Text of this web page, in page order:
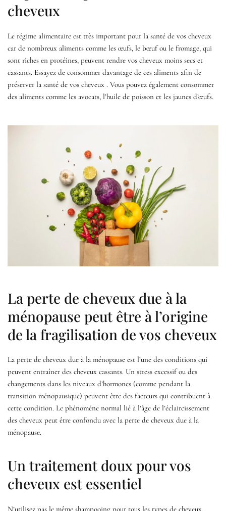
cheveux
Le régime alimentaire est très important pour la santé de vos cheveux
car de nombreux aliments comme les œufs, le bœuf ou le fromage, qui
sont riches en protéines, peuvent rendre vos cheveux moins secs et
cassants. Essayez de consommer davantage de ces aliments afin de
préserver la santé de vos cheveux . Vous pouvez également consommer
des aliments comme les avocats, l’huile de poisson et les jaunes d’œufs.
La perte de cheveux due à la
ménopause peut être à l’origine
de la fragilisation de vos cheveux
La perte de cheveux due à la ménopause est l’une des conditions qui
peuvent entraîner des cheveux cassants. Un stress excessif ou des
changements dans les niveaux d’hormones (comme pendant la
transition ménopausique) peuvent être des facteurs qui contribuent à
cette condition. Le phénomène normal lié à l’âge de l’éclaircissement
des cheveux peut être confondu avec la perte de cheveux due à la
ménopause.
Un traitement doux pour vos
cheveux est essentiel
N’utilisez pas le même shampooing pour tous les types de cheveux,